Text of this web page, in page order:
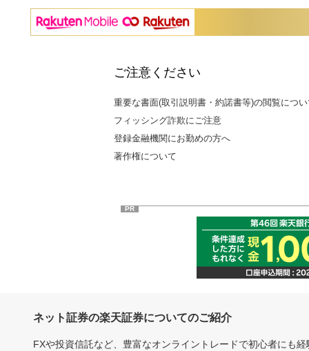
ご注意ください
重要な書面(取引説明書・約諾書等)の閲覧につ
フィッシング詐欺にご注意
登録金融機関にお勤めの方へ
著作権について
PR
ネット証券の楽天証券についてのご紹介
FXや投資信託など、豊富なオンライントレードで初心者にも